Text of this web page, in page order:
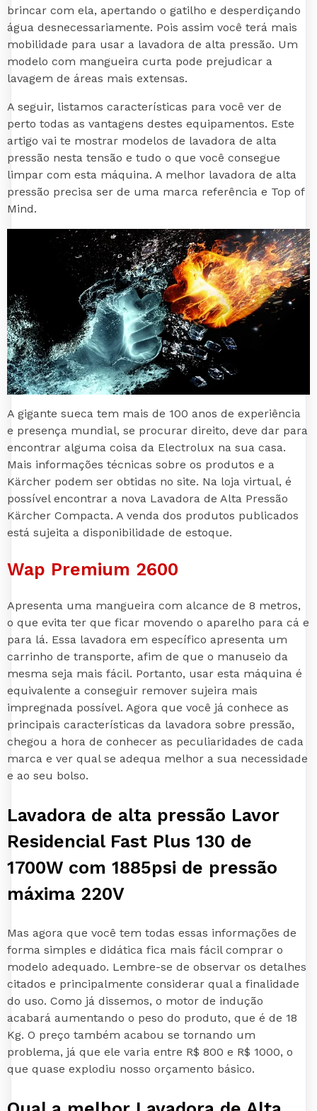
brincar com ela, apertando o gatilho e desperdiçando
água desnecessariamente. Pois assim você terá mais
mobilidade para usar a lavadora de alta pressão. Um
modelo com mangueira curta pode prejudicar a
lavagem de áreas mais extensas.
A seguir, listamos características para você ver de
perto todas as vantagens destes equipamentos. Este
artigo vai te mostrar modelos de lavadora de alta
pressão nesta tensão e tudo o que você consegue
limpar com esta máquina. A melhor lavadora de alta
pressão precisa ser de uma marca referência e Top of
Mind.
A gigante sueca tem mais de 100 anos de experiência
e presença mundial, se procurar direito, deve dar para
encontrar alguma coisa da Electrolux na sua casa.
Mais informações técnicas sobre os produtos e a
Kärcher podem ser obtidas no site. Na loja virtual, é
possível encontrar a nova Lavadora de Alta Pressão
Kärcher Compacta. A venda dos produtos publicados
está sujeita a disponibilidade de estoque.
Wap Premium 2600
Apresenta uma mangueira com alcance de 8 metros,
o que evita ter que ficar movendo o aparelho para cá e
para lá. Essa lavadora em específico apresenta um
carrinho de transporte, afim de que o manuseio da
mesma seja mais fácil. Portanto, usar esta máquina é
equivalente a conseguir remover sujeira mais
impregnada possível. Agora que você já conhece as
principais características da lavadora sobre pressão,
chegou a hora de conhecer as peculiaridades de cada
marca e ver qual se adequa melhor a sua necessidade
e ao seu bolso.
Lavadora de alta pressão Lavor
Residencial Fast Plus 130 de
1700W com 1885psi de pressão
máxima 220V
Mas agora que você tem todas essas informações de
forma simples e didática fica mais fácil comprar o
modelo adequado. Lembre-se de observar os detalhes
citados e principalmente considerar qual a finalidade
do uso. Como já dissemos, o motor de indução
acabará aumentando o peso do produto, que é de 18
Kg. O preço também acabou se tornando um
problema, já que ele varia entre R$ 800 e R$ 1000, o
que quase explodiu nosso orçamento básico.